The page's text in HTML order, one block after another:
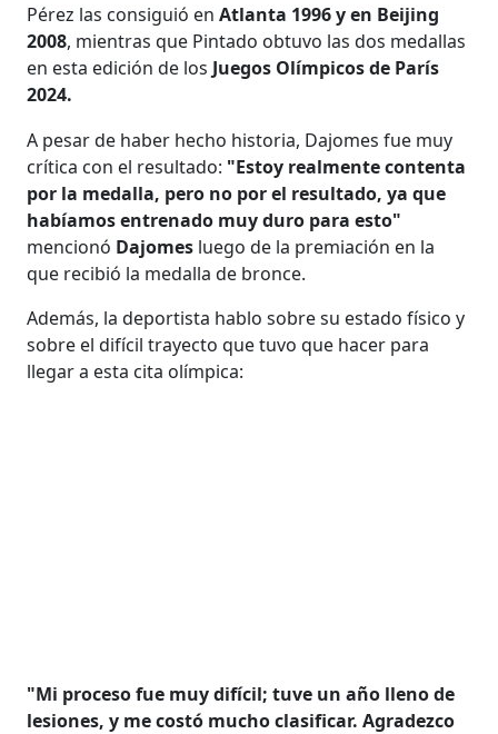
Pérez las consiguió enAtlanta 1996 y en Beijing
2008, mientras que Pintado obtuvo las dos medallas
en esta edición de los Juegos Olímpicos de París
2024.
A pesar de haber hecho historia, Dajomes fue muy
crítica con el resultado: "Estoy realmente contenta
por la medalla, pero no por el resultado, ya que
habíamos entrenado muy duro para esto"
mencionó Dajomes luego de la premiación en la
que recibió la medalla de bronce.
Además, la deportista hablo sobre su estado físico y
sobre el difícil trayecto que tuvo que hacer para
llegar a esta cita olímpica:
"Mi proceso fue muy difícil; tuve un año lleno de
lesiones, y me costó mucho clasificar. Agradezco